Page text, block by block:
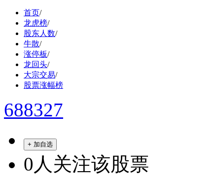
首页/
龙虎榜/
股东人数/
牛散/
涨停板/
龙回头/
大宗交易/
股票涨幅榜
688327
+ 加自选
0 人关注该股票